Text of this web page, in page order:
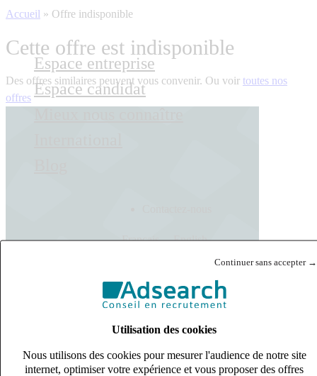
Continuer sans accepter →
Utilisation des cookies
Nous utilisons des cookies pour mesurer l'audience de notre site
internet, optimiser votre expérience et vous proposer des offres
Espace entreprise
Espace candidat
Français English
Accueil » Offre indisponible
Cette offre est indisponible
Des offres similaires peuvent vous convenir. Ou voir toutes nos
offres
s'adapter à vos besoin en recrutement
10 univers